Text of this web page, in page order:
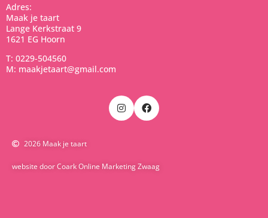
Adres:
Maak je taart
Lange Kerkstraat 9
1621 EG Hoorn
T: 0229-504560
M: maakjetaart@gmail.com
2026 Maak je taart
website door Coark Online Marketing Zwaag